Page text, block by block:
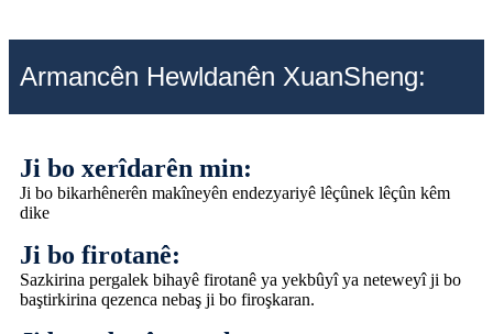
Armancên Hewldanên XuanSheng:
Ji bo xerîdarên min:
Ji bo bikarhênerên makîneyên endezyariyê lêçûnek lêçûn kêm
dike
Ji bo firotanê:
Sazkirina pergalek bihayê firotanê ya yekbûyî ya neteweyî ji bo
baştirkirina qezenca nebaş ji bo firoşkaran.